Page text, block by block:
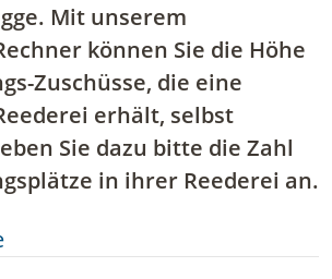
Mit unserem
können Sie die Höhe
Zuschüsse, die eine
erhält, selbst
Sie dazu bitte die Zahl
in ihrer Reederei an.